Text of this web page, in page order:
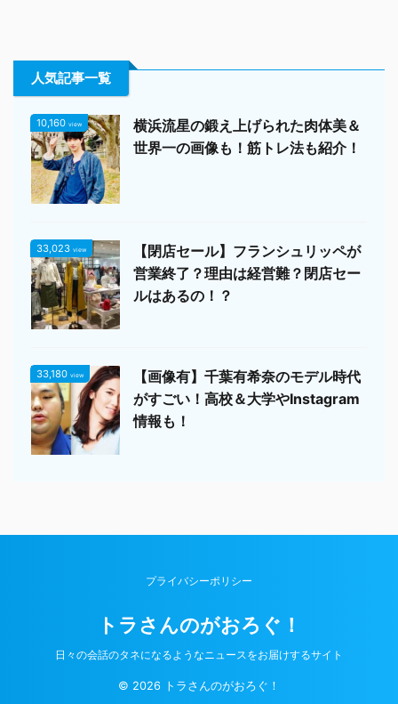
人気記事一覧
10,160 view
横浜流星の鍛え上げられた肉体美＆
世界一の画像も！筋トレ法も紹介！
33,023 view
【閉店セール】フランシュリッペが
営業終了？理由は経営難？閉店セー
ルはあるの！？
33,180 view
【画像有】千葉有希奈のモデル時代
がすごい！高校＆大学やInstagram
情報も！
プライバシーポリシー
トラさんのがおろぐ！
日々の会話のタネになるようなニュースをお届けするサイト
© 2026 トラさんのがおろぐ！